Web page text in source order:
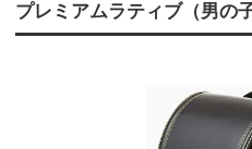
プレミアムラティブ（男の